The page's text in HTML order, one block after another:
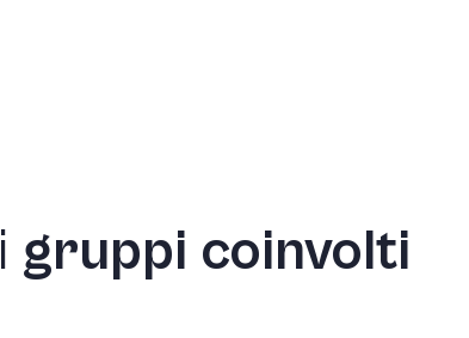
i gruppi coinvolti